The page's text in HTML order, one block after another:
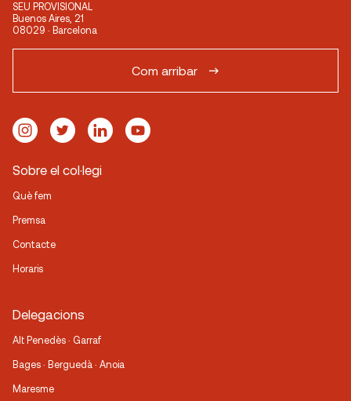
SEU PROVISIONAL
Buenos Aires, 21
08029 · Barcelona
Com arribar
Sobre el col·legi
Què fem
Premsa
Contacte
Horaris
Delegacions
Alt Penedès · Garraf
Bages · Berguedà · Anoia
Maresme